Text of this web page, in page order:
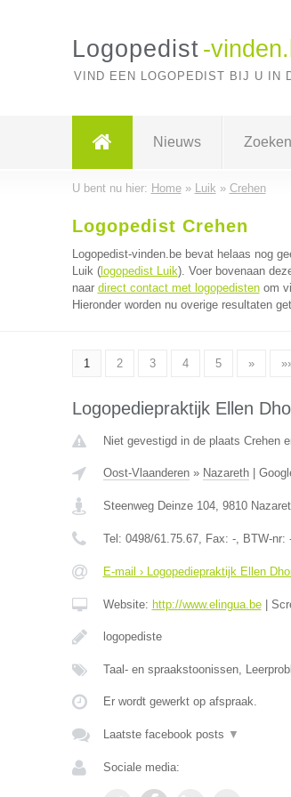
Logopedist -
VIND EEN LOGOPEDIST BIJ U IN
Nieuws Zoeken
U bent nu hier: Home» Luik » Crehen
Logopedist Crehen
Logopedist-vinden.be bevat helaas nog
Luik (logopedist Luik). Voer bovenaan
naar direct contact met logopedistenom
Hieronder worden nu overige resultaten
1 2 3 4 5 »
Logopediepraktijk Ellen
Niet gevestigd in de plaats Crehen
Oost-Vlaanderen» Nazareth|
Steenweg Deinze 104, 9810
Tel: 0498/61.75.67, Fax: -, BTW-nr:
E-mail › Logopediepraktijk Ellen
Website: http://www.elingua.be|
logopediste
Taal- en spraakstoonissen,
Er wordt gewerkt op afspraak.
Laatste facebook posts ▼
Sociale media: